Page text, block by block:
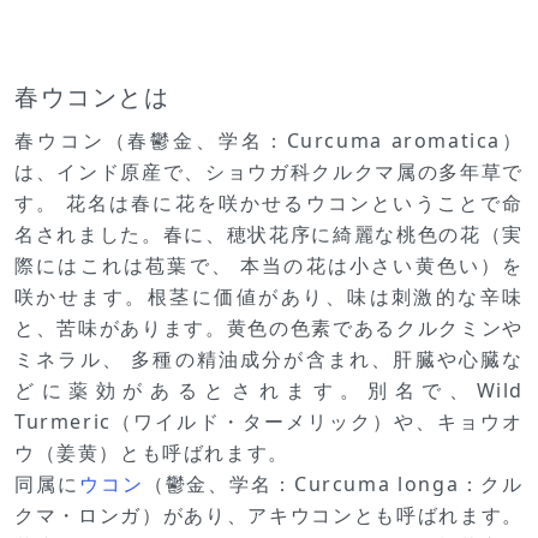
春ウコンとは
春ウコン（春鬱金、学名：Curcuma aromatica）
は、インド原産で、ショウガ科クルクマ属の多年草で
す。 花名は春に花を咲かせるウコンということで命
名されました。春に、穂状花序に綺麗な桃色の花（実
際にはこれは苞葉で、 本当の花は小さい黄色い）を
咲かせます。根茎に価値があり、味は刺激的な辛味
と、苦味があります。黄色の色素であるクルクミンや
ミネラル、 多種の精油成分が含まれ、肝臓や心臓な
どに薬効があるとされます。別名で、Wild
Turmeric（ワイルド・ターメリック）や、キョウオ
ウ（姜黄）とも呼ばれます。
同属に ウコン （鬱金、学名：Curcuma longa：クル
クマ・ロンガ）があり、アキウコンとも呼ばれます。